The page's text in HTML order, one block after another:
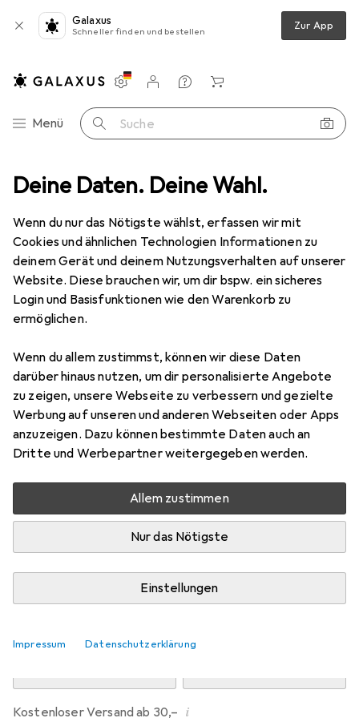
Deine Daten. Deine Wahl.
Wenn du nur das Nötigste wählst, erfassen wir mit
Cookies und ähnlichen Technologien Informationen zu
deinem Gerät und deinem Nutzungsverhalten auf unserer
Website. Diese brauchen wir, um dir bspw. ein sicheres
Login und Basisfunktionen wie den Warenkorb zu
ermöglichen.
Wenn du allem zustimmst, können wir diese Daten
darüber hinaus nutzen, um dir personalisierte Angebote
zu zeigen, unsere Webseite zu verbessern und gezielte
Werbung auf unseren und anderen Webseiten oder Apps
anzuzeigen. Dazu können bestimmte Daten auch an
Dritte und Werbepartner weitergegeben werden.
Allem zustimmen
Nur das Nötigste
Einstellungen
Impressum Datenschutzerklärung
Galaxus
Schneller finden und bestellen Zur App
Navigation nach Kategorien
Menü Suche
Einstellungen
Kundenkonto
Vergleichslisten
Merklisten
Warenkorb
in Mode Bekleidung Shirts Jack & Jones Split Neck T-Shirt
21 Bilder
Jack & JonesSplit Neck T-Shirt
Preis in EUR inkl. MwSt.
EUR
21,37
8
Bewertungen Marke
Mehr von Jack & Jones
Zwischen Do, 13.8. und Mo, 17.8. geliefert
8 Stück an Lager beim Drittanbieter
Lieferort angeben für genaue Lieferzeit
FR
Kostenloser Versand ab 30,– i